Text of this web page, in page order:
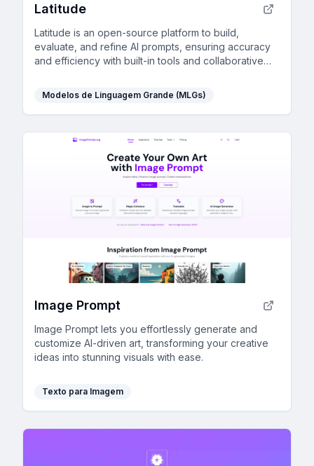
Latitude
Latitude is an open-source platform to build,
evaluate, and refine AI prompts, ensuring accuracy
and efficiency with built-in tools and collaborative
Modelos de Linguagem Grande (MLGs)
Image Prompt
Image Prompt lets you effortlessly generate and
customize AI-driven art, transforming your creative
ideas into stunning visuals with ease.
Texto para Imagem